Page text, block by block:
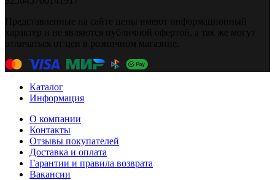
Представленные на сайте цены имеют информационный
характер и не являются публичной офертой, а так же могут
отличаться от цен в розничном магазине.
Каталог
Информация
О компании
Контакты
Отзывы покупателей
Доставка и оплата
Гарантии и правила возврата
Вакансии